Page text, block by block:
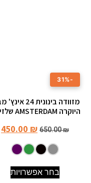
-31%
מזוודה בינונית 24
היוקרה AMSTERDAM שלזינגר
650.00₪
450.00 ₪
בחר אפשרויות